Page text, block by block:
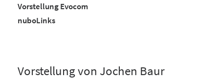
Vorstellung Evocom
nuboLinks
Vorstellung von Jochen Baur